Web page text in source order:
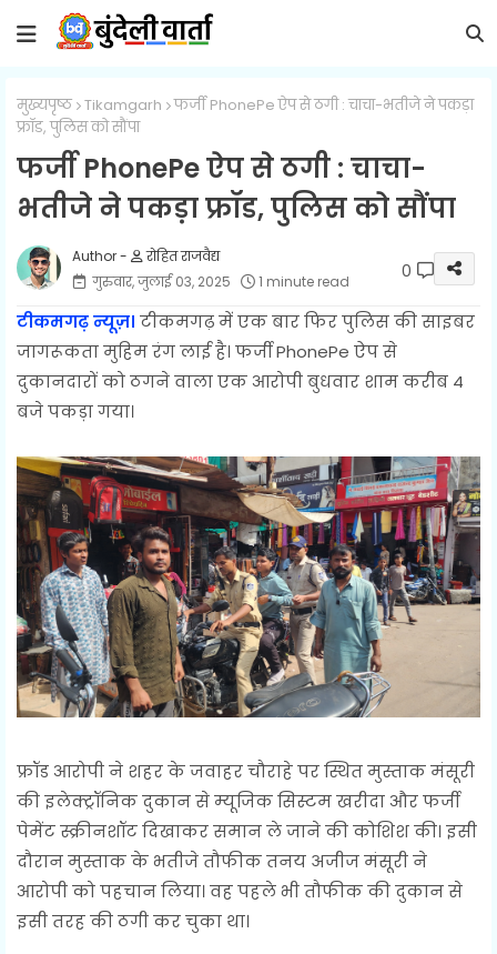
मुख्यपृष्ठ Tikamgarh
फर्जी PhonePe ऐप से ठगी : चाचा-भतीजे ने पकड़ा
फ्रॉड, पुलिस को सौंपा
फर्जी PhonePe ऐप से ठगी : चाचा-
भतीजे ने पकड़ा फ्रॉड, पुलिस को सौंपा
रोहित राजवैद्य
गुरुवार, जुलाई 03, 2025
1 minute read 0
टीकमगढ़ न्यूज़। टीकमगढ़ में एक बार फिर पुलिस की साइबर
जागरूकता मुहिम रंग लाई है। फर्जी PhonePe ऐप से
दुकानदारों को ठगने वाला एक आरोपी बुधवार शाम करीब 4
बजे पकड़ा गया।
फ्रॉड आरोपी ने शहर के जवाहर चौराहे पर स्थित मुस्ताक मंसूरी
की इलेक्ट्रॉनिक दुकान से म्यूजिक सिस्टम खरीदा और फर्जी
पेमेंट स्क्रीनशॉट दिखाकर समान ले जाने की कोशिश की। इसी
दौरान मुस्ताक के भतीजे तौफीक तनय अजीज मंसूरी ने
आरोपी को पहचान लिया। वह पहले भी तौफीक की दुकान से
इसी तरह की ठगी कर चुका था।